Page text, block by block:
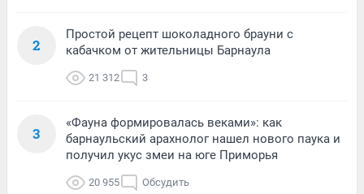
2
Простой рецепт шоколадного брауни с
кабачком от жительницы Барнаула
21 312 3
3
«Фауна формировалась веками»: как
барнаульский арахнолог нашел нового паука и
получил укус змеи на юге Приморья
20 955 Обсудить